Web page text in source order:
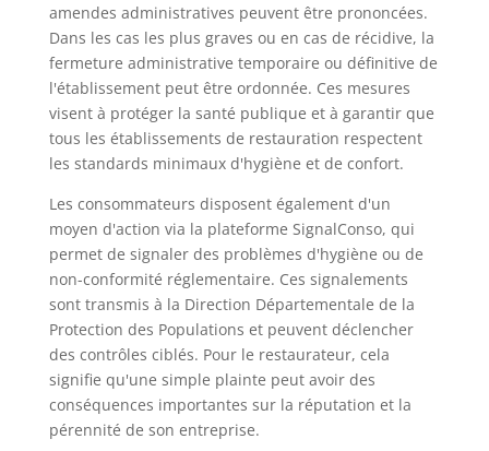
amendes administratives peuvent être prononcées.
Dans les cas les plus graves ou en cas de récidive, la
fermeture administrative temporaire ou définitive de
l'établissement peut être ordonnée. Ces mesures
visent à protéger la santé publique et à garantir que
tous les établissements de restauration respectent
les standards minimaux d'hygiène et de confort.
Les consommateurs disposent également d'un
moyen d'action via la plateforme SignalConso, qui
permet de signaler des problèmes d'hygiène ou de
non-conformité réglementaire. Ces signalements
sont transmis à la Direction Départementale de la
Protection des Populations et peuvent déclencher
des contrôles ciblés. Pour le restaurateur, cela
signifie qu'une simple plainte peut avoir des
conséquences importantes sur la réputation et la
pérennité de son entreprise.